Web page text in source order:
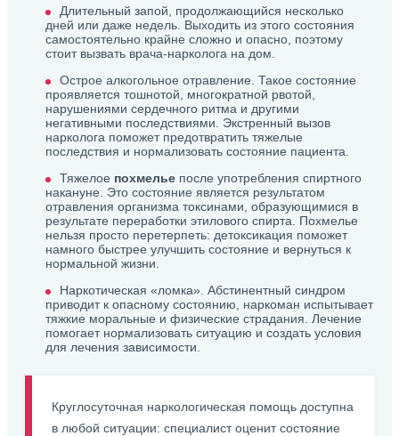
Длительный запой, продолжающийся несколько
дней или даже недель. Выходить из этого состояния
самостоятельно крайне сложно и опасно, поэтому
стоит вызвать врача-нарколога на дом.
Острое алкогольное отравление. Такое состояние
проявляется тошнотой, многократной рвотой,
нарушениями сердечного ритма и другими
негативными последствиями. Экстренный вызов
нарколога поможет предотвратить тяжелые
последствия и нормализовать состояние пациента.
Тяжелое похмелье после употребления спиртного
накануне. Это состояние является результатом
отравления организма токсинами, образующимися в
результате переработки этилового спирта. Похмелье
нельзя просто перетерпеть: детоксикация поможет
намного быстрее улучшить состояние и вернуться к
нормальной жизни.
Наркотическая «ломка». Абстинентный синдром
приводит к опасному состоянию, наркоман испытывает
тяжкие моральные и физические страдания. Лечение
помогает нормализовать ситуацию и создать условия
для лечения зависимости.
Круглосуточная наркологическая помощь доступна
в любой ситуации: специалист оценит состояние